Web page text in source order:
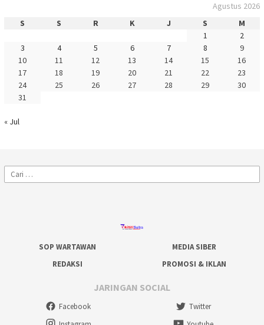
Agustus 2026
S
S R K J S
M
1
2
3
4 5 6 7 8
9
10
11 12 13 14 15
16
17
18 19 20 21 22
23
24
25 26 27 28 29
30
31
« Jul
Cari
untuk:
SOP WARTAWAN
MEDIA SIBER
REDAKSI
PROMOSI & IKLAN
JARINGAN SOCIAL
Facebook
Twitter